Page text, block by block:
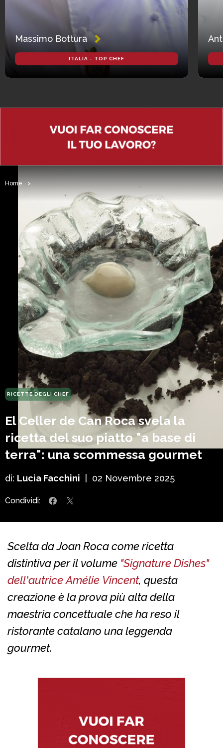
Massimo Bottura
ITALIA - TOP CHEF
Home >
RICETTE DEGLI CHEF
El Celler de Can Roca svela la
ricetta del suo piatto "a base di
terra": una scommessa gourmet
di: Lucia Facchini 02 Novembre 2025
Condividi:
Scelta da Joan Roca come ricetta
distintiva per il volume "Signature Dishes"
dell'autrice Amélie Vincent, questa
creazione è la prova più alta della
maestria concettuale che ha reso il
ristorante catalano una leggenda
gourmet.